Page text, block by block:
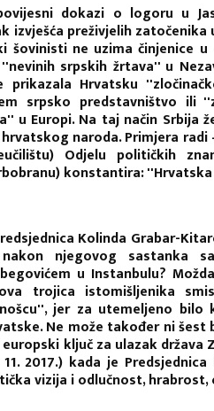
dokazi o logoru u
izvješća preživjelih
šovinisti ne uzima činjenice
srpskih žrtava'' u
prikazala Hrvatsku
srpsko predstavništvo ili
u Europi. Na taj način
naroda. Primjera
Odjelu političkih
konstantira:
Kolinda Grabar-
njegovog sastanka
u Instanbulu?
trojica istomišljenika
jer za utemeljeno bilo
Ne može također ni
ključ za ulazak
2017.) kada je
vizija i odlučnost,